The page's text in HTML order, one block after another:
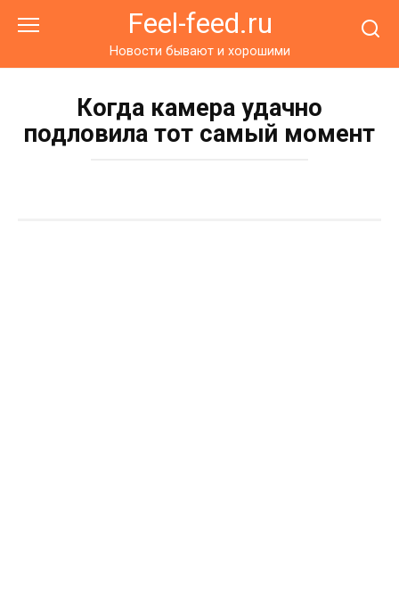
Feel-feed.ru
Новости бывают и хорошими
Когда камера удачно
подловила тот самый момент